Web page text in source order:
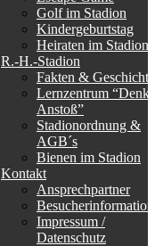
Golf im Stadion
Kindergeburtstag
Heiraten im Stadion
R.-H.-Stadion
Fakten & Geschichte
Lernzentrum “Denk-
Anstoß”
Stadionordnung &
AGB´s
Bienen im Stadion
Kontakt
Ansprechpartner
Impressum /
Datenschutz